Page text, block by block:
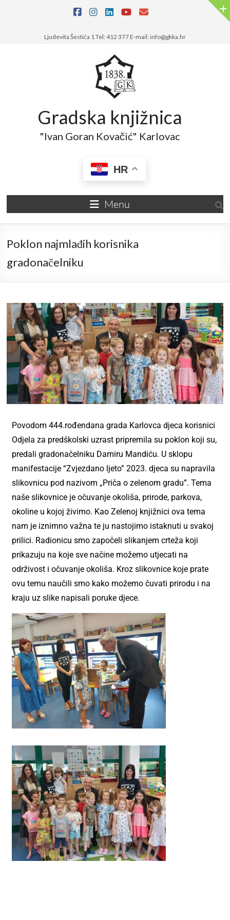
Ljudevita Šestića 1 Tel: 412 377 E-mail: info@gkka.hr
Gradska knjižnica
"Ivan Goran Kovačić" Karlovac
HR
Menu
Poklon najmlađih korisnika
gradonačelniku
Povodom 444.rođendana grada Karlovca djeca korisnici
Odjela za predškolski uzrast pripremila su poklon koji su,
predali gradonačelniku Damiru Mandiću. U sklopu
manifestacije “Zvjezdano ljeto” 2023. djeca su napravila
slikovnicu pod nazivom „Priča o zelenom gradu”. Tema
naše slikovnice je očuvanje okoliša, prirode, parkova,
okoline u kojoj živimo. Kao Zelenoj knjižnici ova tema
nam je iznimno važna te ju nastojimo istaknuti u svakoj
prilici. Radionicu smo započeli slikanjem crteža koji
prikazuju na koje sve načine možemo utjecati na
održivost i očuvanje okoliša. Kroz slikovnice koje prate
ovu temu naučili smo kako možemo čuvati prirodu i na
kraju uz slike napisali poruke djece.